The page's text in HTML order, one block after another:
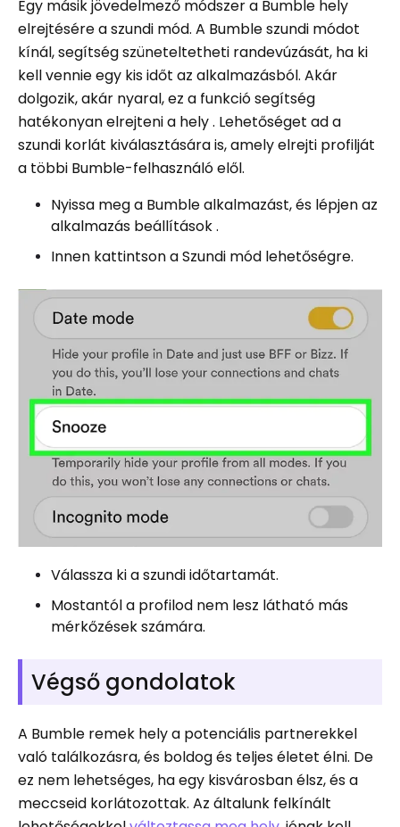
Egy másik jövedelmező módszer a Bumble hely
elrejtésére a szundi mód. A Bumble szundi módot
kínál, segítség szüneteltetheti randevúzását, ha ki
kell vennie egy kis időt az alkalmazásból. Akár
dolgozik, akár nyaral, ez a funkció segítség
hatékonyan elrejteni a hely . Lehetőséget ad a
szundi korlát kiválasztására is, amely elrejti profilját
a többi Bumble-felhasználó elől.
Nyissa meg a Bumble alkalmazást, és lépjen az
alkalmazás beállítások .
Innen kattintson a Szundi mód lehetőségre.
Válassza ki a szundi időtartamát.
Mostantól a profilod nem lesz látható más
mérkőzések számára.
Végső gondolatok
A Bumble remek hely a potenciális partnerekkel
való találkozásra, és boldog és teljes életet élni. De
ez nem lehetséges, ha egy kisvárosban élsz, és a
meccseid korlátozottak. Az általunk felkínált